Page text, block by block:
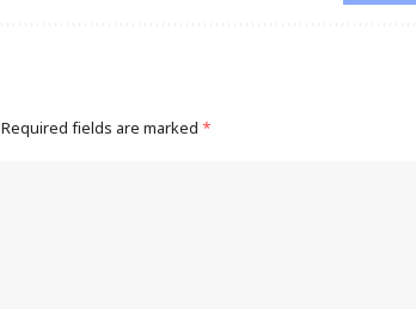
Required fields are marked *